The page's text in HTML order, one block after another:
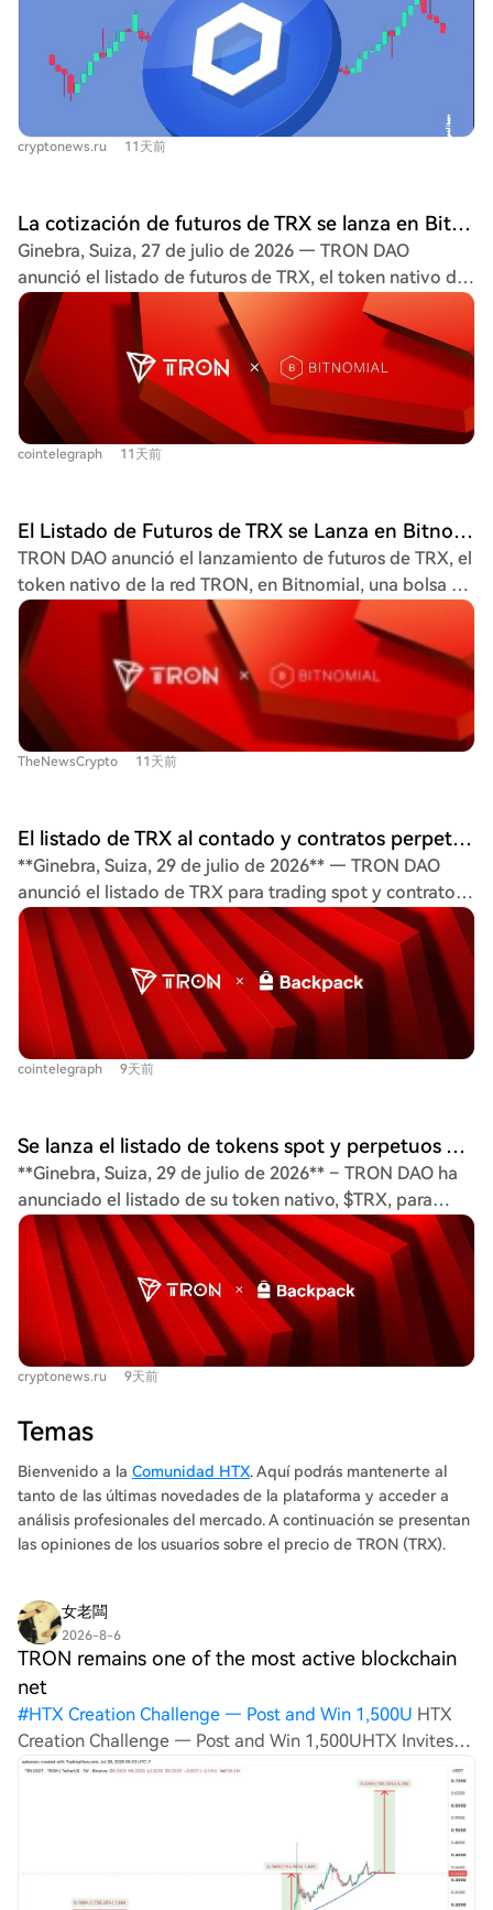
DeFi y blockchain. Actualmente, su token LINK cotiza
alrededor de 8,75 USD, con una capitalización de
mercado de 6.550 millones de USD. El análisis técnico
muestra una tendencia alcista, con soporte clave en
8,50-8,30 USD y resistencia en 8,97 USD. Los
indicadores como el RSI (55,06) sugieren un sentimiento
integraciones en redes como Arbitrum, Avalanche y
Ethereum, y acuerdos recientes como el que provee
datos oráculo para los Stock Tokens de Robinhood. Los
pronósticos de precio a largo plazo son optimistas: se
espera que LINK alcance un máximo de 17 USD en 2026,
y podría llegar hasta los 52,95 USD para 2032, según
algunas proyecciones. Aunque enfrenta volatilidad a
corto plazo, su utilidad y adopción continua respaldan
su potencial como inversión a largo plazo en la industria
cryptonews.ru 11天前
La cotización de futuros de TRX se lanza en Bitnomial, ampliando el acceso regulado a derivados de TRON en EE. UU.
Ginebra, Suiza, 27 de julio de 2026 — TRON DAO
anunció el listado de futuros de TRX, el token nativo de
la red TRON, en Bitnomial, una bolsa y cámara de
compensación regulada por la CFTC en EE.UU. Este
contrato de futuros regulado ofrece a traders e
instituciones estadounidenses elegibles una nueva
herramienta para gestionar su exposición al ecosistema
TRON a través de derivados cotizados. La red TRON,
una plataforma líder para transacciones con stablecoins
de dólares, procesa miles de millones de transacciones.
Justin Sun, fundador de TRON, destacó que este
lanzamiento acerca los activos digitales a los mercados
financieros tradicionales. Por su parte, Michael Dunn,
presidente de Bitnomial, resaltó que el mercado de
futuros regulado para TRX, uno de los activos digitales
más grandes por capitalización, cumple un hito clave
para futuros ETF al aportar un historial de negociación.
Bitnomial, con sede en Chicago, opera una plataforma
introducción del trading spot de TRX en Bitnomial y se
suma al impulso institucional del ecosistema, que
incluye servicios de custodia y staking a través de
Anchorage Digital. La disponibilidad de futuros de TRX
refleja la creciente demanda de productos de activos
digitales regulados.
cointelegraph 11天前
El Listado de Futuros de TRX se Lanza en Bitnomial, Ampliando el Acceso Regulado a Derivados en EE.UU. para TRON
TRON DAO anunció el lanzamiento de futuros de TRX, el
token nativo de la red TRON, en Bitnomial, una bolsa y
cámara de compensación regulada por la CFTC en
Estados Unidos. Esta nueva lista proporciona un
mercado de derivados regulado para TRX, ofreciendo a
traders e instituciones estadounidenses elegibles una
herramienta adicional para gestionar su exposición a
través de futuros cotizados en bolsa. TRX facilita tarifas
de transacción, ejecución de contratos inteligentes,
stablecoins con más de $90 mil millones en USDT en
circulación. Justin Sun, fundador de TRON, destacó que
este producto regulado ayuda a integrar los activos
digitales en los mercados financieros tradicionales.
Michael Dunn, presidente de Bitnomial, resaltó que el
contrato de futuros regulado cumple un hito clave para
posibles ETFs al contado de TRX. El lanzamiento sigue a
la introducción previa de trading al contado de TRX en
Bitnomial y se suma al impulso institucional del
TheNewsCrypto 11天前
El listado de TRX al contado y contratos perpetuos se lanza en Backpack, ampliando el acceso al Ecosistema TRON
**Ginebra, Suiza, 29 de julio de 2026** — TRON DAO
anunció el listado de TRX para trading spot y contratos
perpetuos en Backpack Exchange. Esta medida amplía
el acceso al token nativo de la red TRON, uno de los
ecosistemas blockchain más utilizados. La listado
permitirá a los usuarios de Backpack en jurisdicciones
elegibles operar con TRX a través de mercados spot y
perpetuos en su plataforma regulada, que ha procesado
más de $400 mil millones en volumen acumulado. Sam
millones de usuarios diarios. Integrar TRON en Backpack
ofrece a usuarios de todo el mundo una puerta de
entrada segura para operar con activos digitales.
Backpack, que da servicio en más de 150 países, integra
spot, perpetuos y otros productos en una sola
plataforma conforme a la normativa. Esto facilita a los
traders el acceso al token TRON sin necesidad de
múltiples plataformas. La colaboración refuerza el papel
de TRON como infraestructura clave para la propiedad,
paso más en su expansión global. La red TRON supera
los 395 millones de cuentas, 14 mil millones de
transacciones y tiene un TVL de más de $27 mil millones.
cointelegraph 9天前
Se lanza el listado de tokens spot y perpetuos TRX en la plataforma Backpack, ampliando el acceso al ecosistema TRON
**Ginebra, Suiza, 29 de julio de 2026** – TRON DAO ha
anunciado el listado de su token nativo, $TRX, para
trading spot y de contratos perpetuos en la exchange
regulada Backpack Exchange. Esta integración ofrece a
los usuarios de Backpack en jurisdicciones permitidas un
acceso sencillo y regulado para operar con el token de
una de las ecosistemas blockchain más utilizadas del
mundo. El listado amplía el soporte de mercado para
$TRX, permitiendo a traders tanto de mercados
necesidad de múltiples plataformas. Backpack, que ha
procesado un volumen agregado superior a 400.000
millones de dólares, integra así la infraestructura
probada de TRON, una red con más de 14.000 millones
de transacciones y 3,5 millones de usuarios diarios.
colaboración integra una infraestructura blockchain
diseñada para alto volumen en una exchange regulada,
proporcionando a los usuarios globales una puerta de
acceso segura para el trading y la gestión de activos
digitales. La medida refuerza el papel de TRON como
capa de infraestructura fundamental para la propiedad,
negociación y liquidación de activos digitales,
ampliando su presencia en la economía digital global.
cryptonews.ru 9天前
Temas
Bienvenido a la Comunidad HTX. Aquí podrás mantenerte al
tanto de las últimas novedades de la plataforma y acceder a
análisis profesionales del mercado. A continuación se presentan
las opiniones de los usuarios sobre el precio de TRON (TRX).
女老闆
2026-8-6
TRON remains one of the most active blockchain
net
#HTX Creation Challenge — Post and Win 1,500U HTX
Creation Challenge — Post and Win 1,500UHTX Invites
You to Share 600K USDT in Gift PacksHTX Refer And
Earn TRON remains one of the most active blockchain